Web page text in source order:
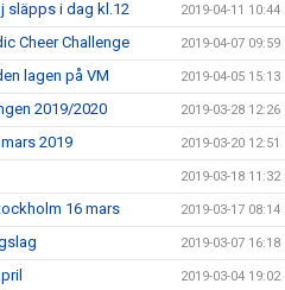
släpps i dag kl.12 2019-04-11 10:44
Cheer Challenge 2019-04-07 09:59
lagen på VM 2019-04-05 15:13
2019/2020 2019-03-28 12:26
2019 2019-03-20 12:51
2019-03-18 11:32
16 mars 2019-03-17 08:14
2019-03-07 16:18
2019-03-04 19:02